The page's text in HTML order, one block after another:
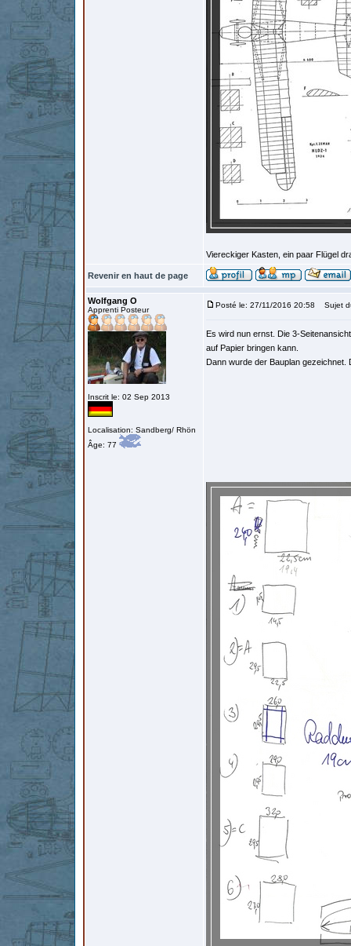
Viereckiger Kasten, ein paar Flügel
Revenir en haut de page
Wolfgang O
Apprenti Posteur
Inscrit le: 02 Sep 2013
Localisation: Sandberg/ Rhön
Âge: 77
Posté le: 27/11/2016 20:58 Sujet
Es wird nun ernst. Die 3-
auf Papier bringen kann.
Dann wurde der Bauplan